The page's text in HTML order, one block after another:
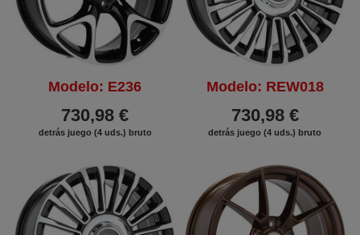
Modelo: E236
730,98 €
detrás juego (4 uds.) bruto
Modelo: REW018
730,98 €
detrás juego (4 uds.) bruto